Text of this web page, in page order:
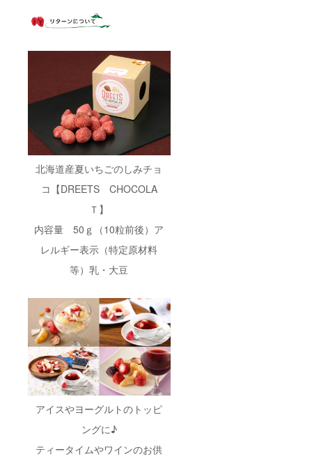
北海道産夏いちごのしみチョ
コ【DREETS CHOCOLA
Ｔ】
内容量 50ｇ（10粒前後）ア
レルギー表示（特定原材料
等）乳・大豆
アイスやヨーグルトのトッピ
ングに♪
ティータイムやワインのお供